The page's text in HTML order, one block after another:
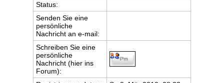
Status:
Senden Sie eine
persönliche
Nachricht an e-mail:
Schreiben Sie eine
persönliche
Nachricht (hier ins
Forum):